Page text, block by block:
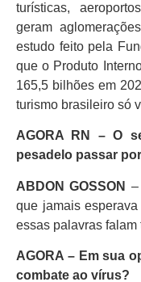
turísticas,
geram
estudo feito pela
que o Produto
165,5 bilhões em
turismo brasileiro só
AGORA RN – O
pesadelo passar
ABDON GOSSON
que jamais
essas palavras falam
AGORA – Em sua
combate ao vírus?